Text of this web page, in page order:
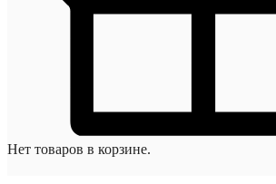
Нет товаров в корзине.